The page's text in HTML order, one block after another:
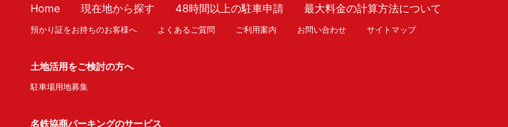
Home 現在地から探す 48時間以上の駐車申請 最大料金の計算方法について
預かり証をお持ちのお客様へ よくあるご質問 ご利用案内 お問い合わせ サイトマップ
土地活用をご検討の方へ
駐車場用地募集
名鉄協商パーキングのサービス